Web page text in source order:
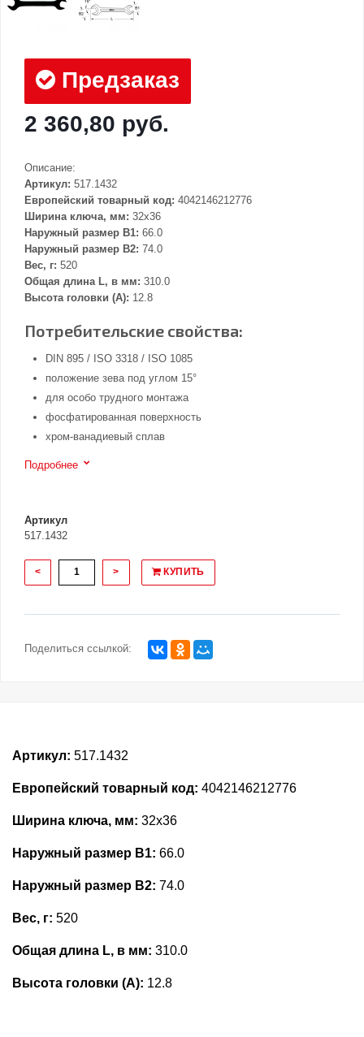
Предзаказ
2 360,80 руб.
Описание:
Артикул: 517.1432
Европейский товарный код: 4042146212776
Ширина ключа, мм: 32x36
Наружный размер В1: 66.0
Наружный размер В2: 74.0
Вес, г: 520
Общая длина L, в мм: 310.0
Высота головки (А): 12.8
Потребительские свойства:
DIN 895 / ISO 3318 / ISO 1085
положение зева под углом 15°
для особо трудного монтажа
фосфатированная поверхность
хром-ванадиевый сплав
Подробнее
Артикул
517.1432
< > КУПИТЬ
Поделиться ссылкой:
Артикул: 517.1432
Европейский товарный код: 4042146212776
Ширина ключа, мм: 32x36
Наружный размер В1: 66.0
Наружный размер В2: 74.0
Вес, г: 520
Общая длина L, в мм: 310.0
Высота головки (А): 12.8